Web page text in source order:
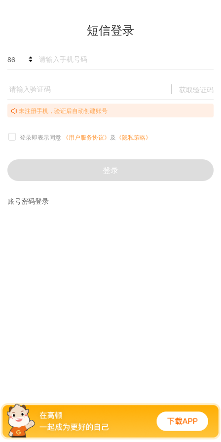
短信登录
86
获取验证码
未注册手机，验证后自动创建账号
登录即表示同意 《用户服务协议》 及 《隐私策略》
登录
账号密码登录